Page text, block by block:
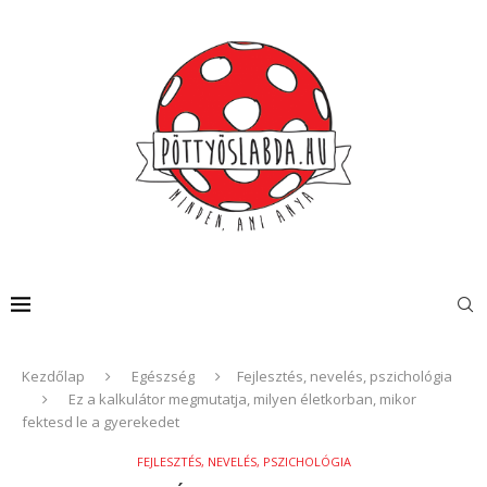
Kezdőlap Egészség
Fejlesztés, nevelés, pszichológia
Ez a kalkulátor megmutatja, milyen életkorban, mikor
fektesd le a gyerekedet
FEJLESZTÉS, NEVELÉS, PSZICHOLÓGIA